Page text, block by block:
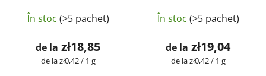
laborator | GreenGuru
medie
a
produsului
În stoc (>5 pachet)
de la zł18,85
Evaluare
de la zł0,42 / 1 g
GreenGuru
medie
a
produsului
În stoc (>5 pachet)
de la zł19,04
Evaluare
de la zł0,42 / 1 g